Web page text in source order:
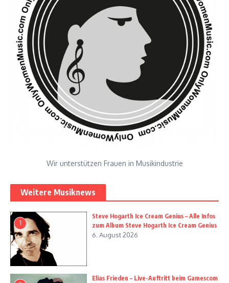
Wir unterstützen Frauen in Musikindustrie
Weitere Musiknews
1
Steve Hogarth Ice Cream Genius – Alle Infos
zum Album Steve Hogarth Ice Cream Genius
6. August 2026
Elias Frieden – Live-Auftritt beim Gamescom